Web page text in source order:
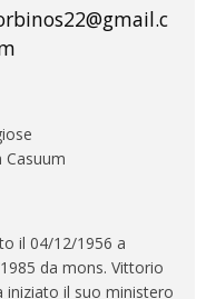
Casuum
il 04/12/1956 a
da mons. Vittorio
iniziato il suo ministero